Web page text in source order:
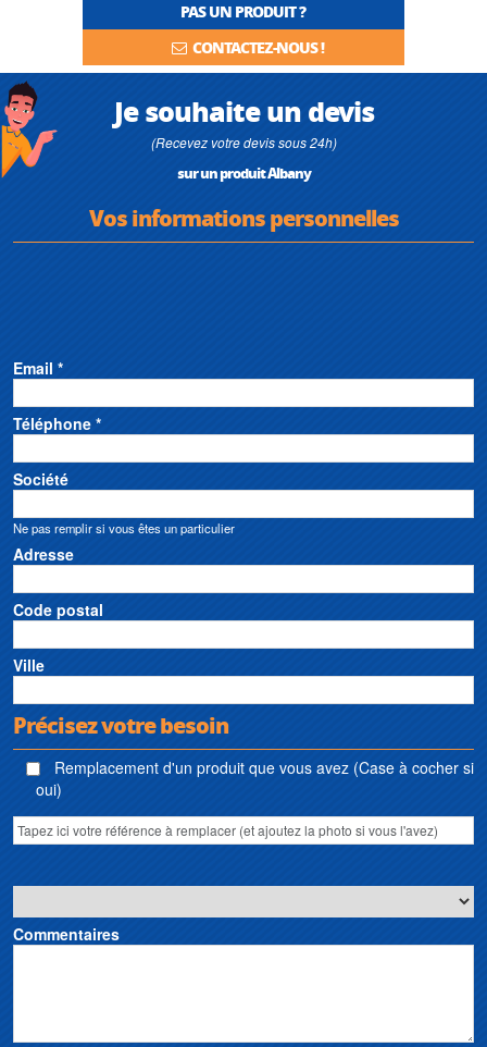
, et explorez notre catalogue de
adaptées aux usages très spécifiques.
PAS UN PRODUIT ?
CONTACTEZ-NOUS !
Je souhaite un devis
(Recevez votre devis sous 24h)
sur un produit Albany
Vos informations personnelles
Email *
Téléphone *
Société
Ne pas remplir si vous êtes un particulier
Adresse
Code postal
Ville
Précisez votre besoin
Remplacement d'un produit que vous avez (Case à cocher si
oui)
Commentaires